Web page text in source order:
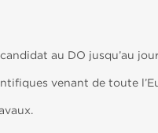
au DO jusqu’au
venant de toute